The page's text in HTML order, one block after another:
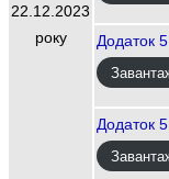
22.12.2023
року
Додаток
Додаток